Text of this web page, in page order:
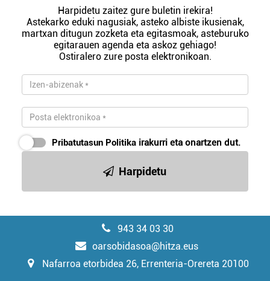
Harpidetu zaitez gure buletin irekira!
Astekarko eduki nagusiak, asteko albiste ikusienak,
martxan ditugun zozketa eta egitasmoak, asteburuko
egitarauen agenda eta askoz gehiago!
Ostiralero zure posta elektronikoan.
Pribatutasun Politika irakurri eta onartzen dut.
Harpidetu
943 34 03 30
oarsobidasoa@hitza.eus
Nafarroa etorbidea 26, Errenteria-Orereta 20100